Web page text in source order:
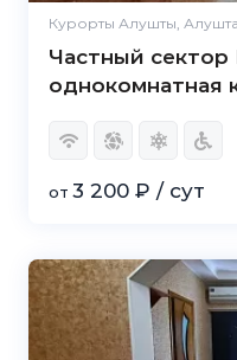
Курорты Алушты, Алушта
Частный
однокомнатная
от 3 200 ₽ / сут